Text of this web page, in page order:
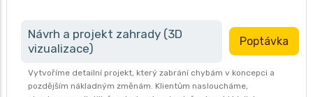
Návrh a projekt zahrady (3D
vizualizace)
Poptávka
Vytvoříme detailní projekt, který zabrání chybám v koncepci a
pozdějším nákladným změnám. Klientům nasloucháme,